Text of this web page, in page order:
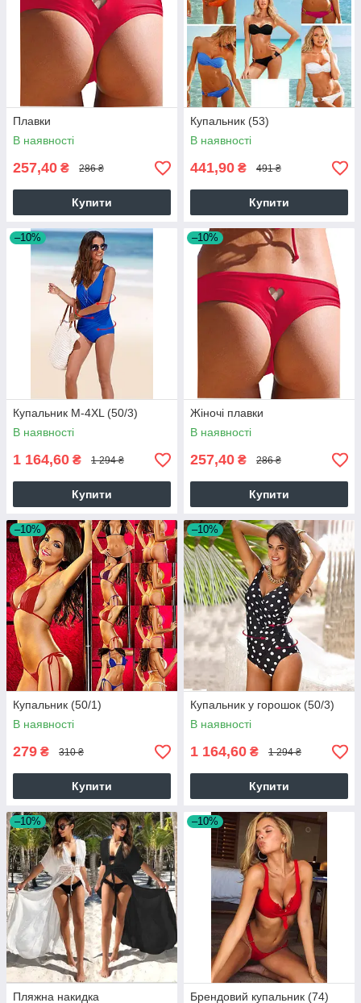
Плавки
В наявності
257,40 ₴ 286 ₴
Купити
Купальник (53)
В наявності
441,90 ₴ 491 ₴
Купити
–10%
Купальник М-4XL (50/3)
В наявності
1 164,60 ₴ 1 294 ₴
Купити
–10%
Жіночі плавки
В наявності
257,40 ₴ 286 ₴
Купити
–10%
Купальник (50/1)
В наявності
279 ₴ 310 ₴
Купити
–10%
Купальник у горошок (50/3)
В наявності
1 164,60 ₴ 1 294 ₴
Купити
–10%
Пляжна накидка
–10%
Брендовий купальник (74)